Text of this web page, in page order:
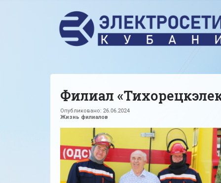
Филиал
Опубликовано: 26.06.2024
Жизнь филиалов